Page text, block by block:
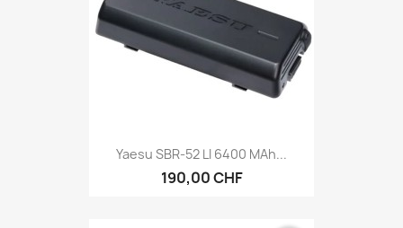
Yaesu SBR-52 LI 6400 MAh...
190,00 CHF